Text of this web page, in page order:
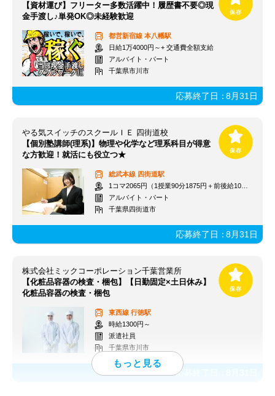
【資材運び】フリーター多数活躍中！履歴書不要◎現
金手渡し♪単発OK◎未経験歓迎
都営新宿線 本八幡駅
日給1万4000円～+ 交通費全額支給
アルバイト・パート
千葉県市川市
応募終了日：8月31日
やる気スイッチのスクールＩＥ 四街道校
【個別塾講師(理系)】物理や化学など理系科目が得意
な方歓迎！就活にも役立つ★
総武本線 四街道駅
1コマ2065円（1授業90分1875円＋前後給10分190円）
アルバイト・パート
千葉県四街道市
応募終了日：8月31日
株式会社ミックコーポレーション千葉営業所
【化粧品容器の検査・梱包】【日勤固定×土日休み】
化粧品容器の検査・梱包
東西線 行徳駅
時給1300円～
派遣社員
千葉県市川市
応募終了日：